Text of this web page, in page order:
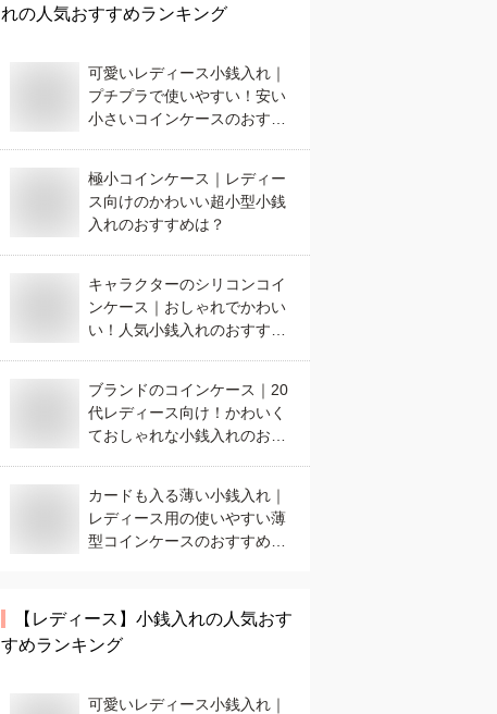
れの人気おすすめランキング
可愛いレディース小銭入れ｜
プチプラで使いやすい！安い
小さいコインケースのおすす
極小コインケース｜レディー
ス向けのかわいい超小型小銭
入れのおすすめは？
キャラクターのシリコンコイ
ンケース｜おしゃれでかわい
い！人気小銭入れのおすすめ
ブランドのコインケース｜20
代レディース向け！かわいく
ておしゃれな小銭入れのおす
カードも入る薄い小銭入れ｜
レディース用の使いやすい薄
型コインケースのおすすめ
【レディース】 小銭入れの人気おす
すめランキング
可愛いレディース小銭入れ｜